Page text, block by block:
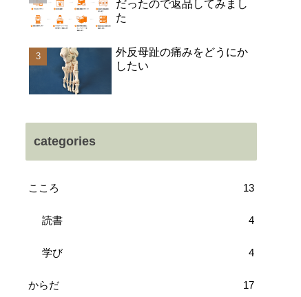
だったので返品してみまし
た
外反母趾の痛みをどうにか
したい
categories
こころ 13
読書 4
学び 4
からだ 17